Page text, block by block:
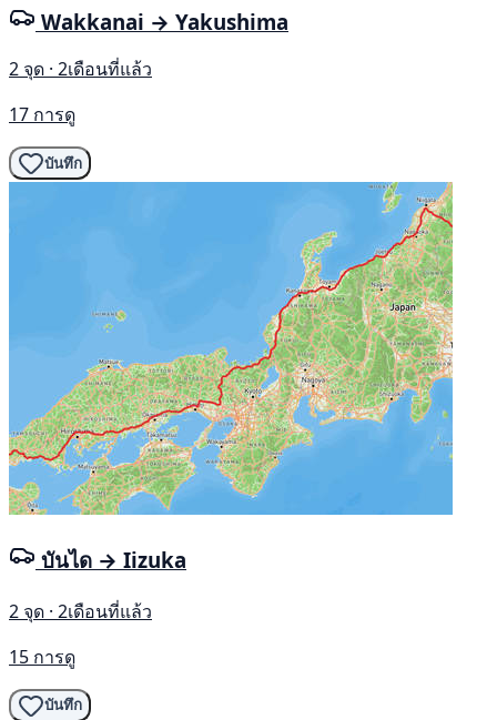
Wakkanai → Yakushima
2 จุด · 2เดือนที่แล้ว
17 การดู
บันทึก
บันได → Iizuka
2 จุด · 2เดือนที่แล้ว
15 การดู
บันทึก